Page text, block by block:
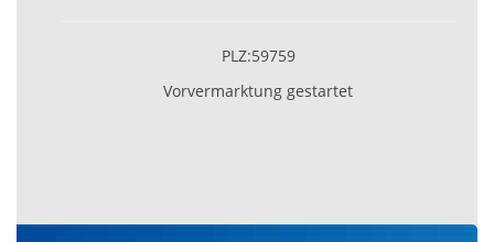
PLZ:59759
Vorvermarktung gestartet